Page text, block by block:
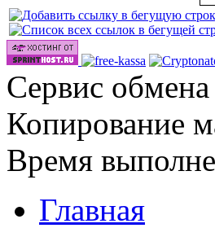
Сервис обмена
Копирование
Время
Главная